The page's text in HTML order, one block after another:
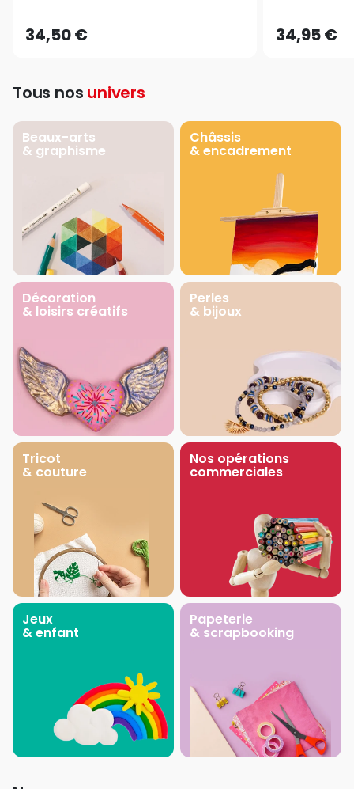
34,50 € 34,95 €
Tous nos univers
Beaux-arts
& graphisme
Châssis
& encadrement
Décoration
& loisirs créatifs
Perles
& bijoux
Tricot
& couture
Nos opérations
commerciales
Jeux
& enfant
Papeterie
& scrapbooking